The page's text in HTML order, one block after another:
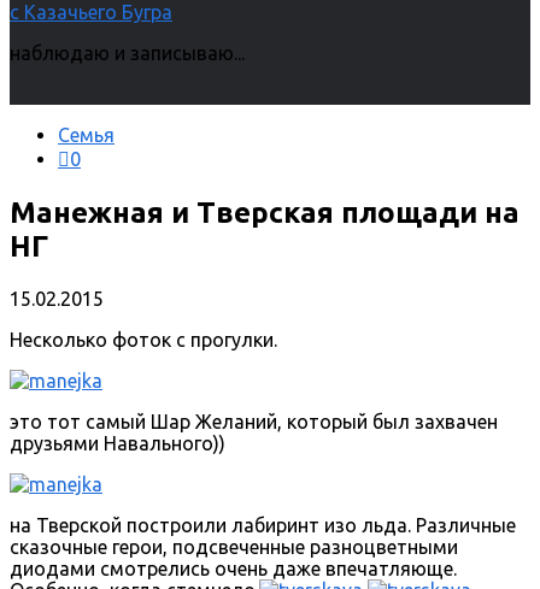
с Казачьего Бугра
наблюдаю и записываю...
Семья
0
Манежная и Тверская площади на
НГ
15.02.2015
Несколько фоток с прогулки.
это тот самый Шар Желаний, который был захвачен
друзьями Навального))
на Тверской построили лабиринт изо льда. Различные
сказочные герои, подсвеченные разноцветными
диодами смотрелись очень даже впечатляюще.